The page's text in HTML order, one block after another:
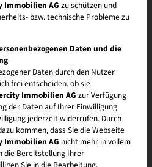
Immobilien AG zu schützen und
bzw. technische Probleme zu
Daten und die
Daten durch den Nutzer
frei entscheiden, ob sie
Immobilien AG zur Verfügung
der Daten auf Ihrer Einwilligung
jederzeit widerrufen. Durch
kommen, dass Sie die Webseite
Immobilien AG nicht mehr in vollem
die Bereitstellung Ihrer
Sie in die Bearbeitung,